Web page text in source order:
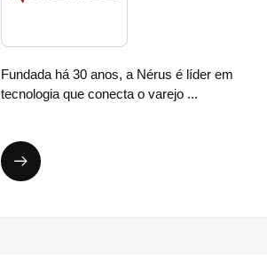
Fundada há 30 anos, a Nérus é líder em
tecnologia que conecta o varejo ...